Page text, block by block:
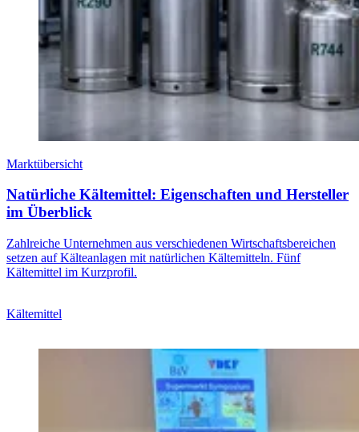
Marktübersicht
Natürliche Kältemittel: Eigenschaften und Hersteller
im Überblick
Zahlreiche Unternehmen aus verschiedenen Wirtschaftsbereichen
setzen auf Kälteanlagen mit natürlichen Kältemitteln. Fünf
Kältemittel im Kurzprofil.
Kältemittel